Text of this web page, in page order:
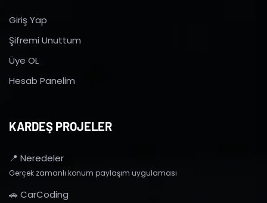
Giriş Yap
Şifremi Unuttum
Üye OL
Hesab Panelim
KARDEŞ PROJELER
📍 Neredeler
Gerçek zamanlı konum paylaşım uygulaması
🚗 CarCoding